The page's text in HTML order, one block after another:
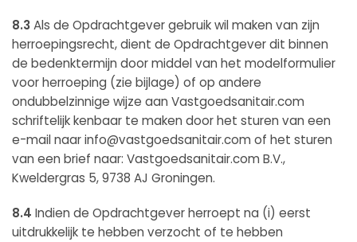
8.3Als de Opdrachtgever gebruik wil maken van zijn
herroepingsrecht, dient de Opdrachtgever dit binnen
de bedenktermijn door middel van het modelformulier
voor herroeping (zie bijlage) of op andere
ondubbelzinnige wijze aan Vastgoedsanitair.com
schriftelijk kenbaar te maken door het sturen van een
e-mail naar info@vastgoedsanitair.com of het sturen
van een brief naar: Vastgoedsanitair.com B.V.,
Kweldergras 5, 9738 AJ Groningen.
8.4 Indien de Opdrachtgever herroept na (i) eerst
uitdrukkelijk te hebben verzocht of te hebben